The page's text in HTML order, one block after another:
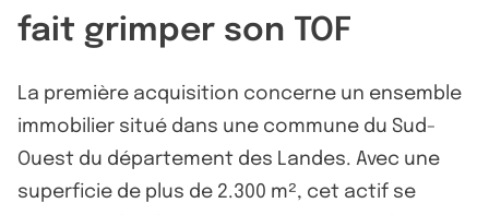
fait grimper son TOF
La première acquisition concerne un ensemble
immobilier situé dans une commune du Sud-
Ouest du département des Landes. Avec une
superficie de plus de 2.300 m², cet actif se